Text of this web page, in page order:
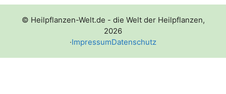
© Heilpflanzen-Welt.de - die Welt der Heilpflanzen,
2026
·ImpressumDatenschutz